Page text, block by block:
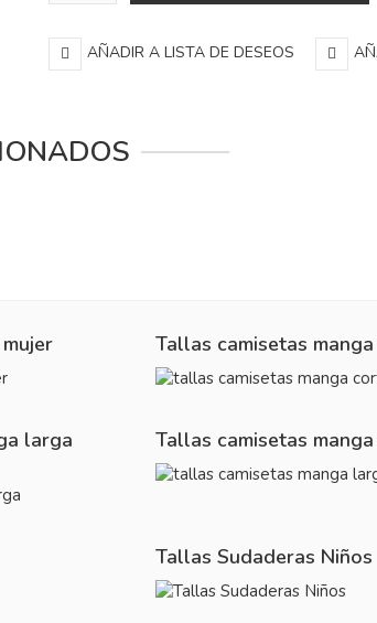
AÑADIR A LISTA DE DESEOS
Tallas camisetas
larga Tallas camisetas
Tallas Sudaderas Niños